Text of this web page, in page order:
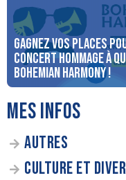
Gagnez vos places
concert Hommage à
Bohemian Harmony !
MES INFOS
AUTRES
CULTURE ET